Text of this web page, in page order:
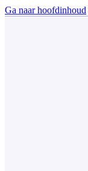
Ga naar hoofdinhoud